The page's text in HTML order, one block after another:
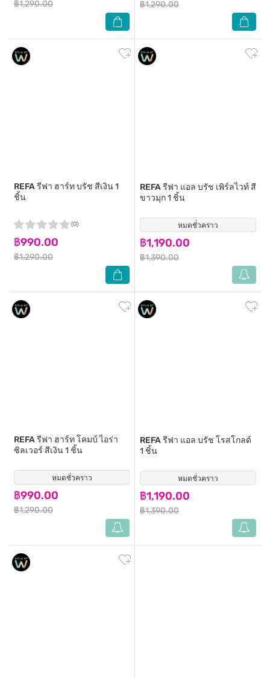
฿1,290.00 ฿1,290.00
REFAรีฟา ฮาร์ท บรัช สีเงิน 1
ชิ้น
฿990.00
฿1,290.00
(0) หมดชั่วคราว
REFAรีฟา แอล บรัช เพิร์ลไวท์ สี
ขาวมุก 1 ชิ้น
฿1,190.00
฿1,390.00
(0)
หมดชั่วคราว
REFAรีฟา ฮาร์ท โคมบ์ ไอร่า
ซิลเวอร์ สีเงิน 1 ชิ้น
฿990.00
฿1,290.00
(2) หมดชั่วคราว
REFAรีฟา แอล บรัช โรสโกลด์
1 ชิ้น
฿1,190.00
฿1,390.00
(2)